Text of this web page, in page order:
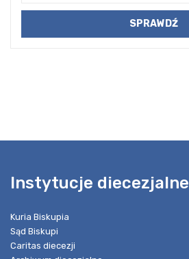
Instytucje diecezjalne
Kuria Biskupia
Sąd Biskupi
Caritas diecezji